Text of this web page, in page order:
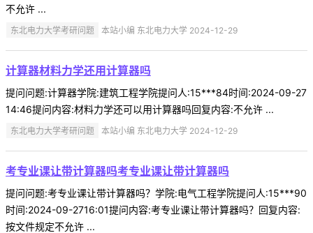
不允许 ...
东北电力大学考研问题 本站小编 东北电力大学 2024-12-29
计算器材料力学还用计算器吗
提问问题:计算器学院:建筑工程学院提问人:15***84时间:2024-09-27
14:46提问内容:材料力学还可以用计算器吗回复内容:不允许 ...
东北电力大学考研问题 本站小编 东北电力大学 2024-12-29
考专业课让带计算器吗考专业课让带计算器吗
提问问题:考专业课让带计算器吗？学院:电气工程学院提问人:15***90
时间:2024-09-2716:01提问内容:考专业课让带计算器吗？回复内容:
按文件规定不允许 ...